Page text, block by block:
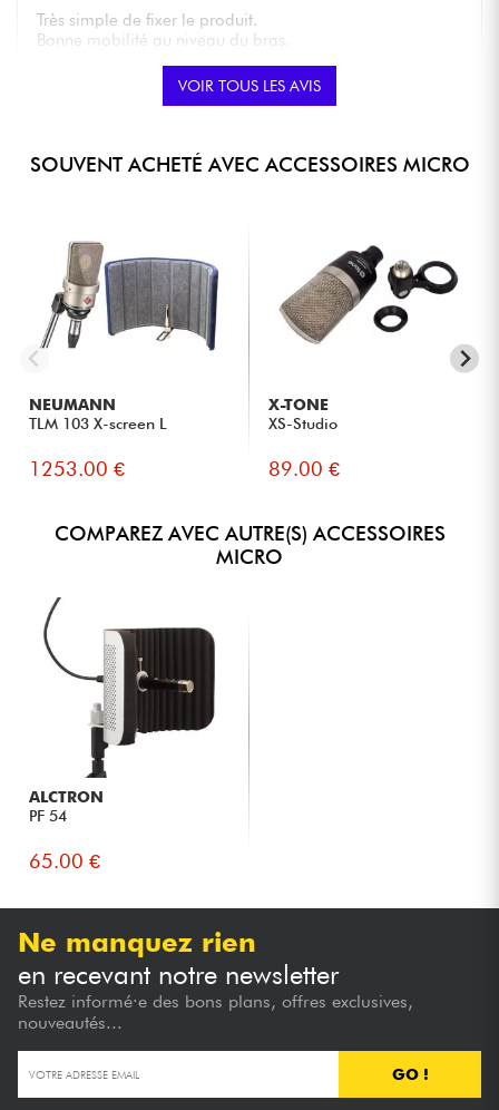
Très simple de fixer le produit.
Bonne mobilité au niveau du bras.
★★★ ★
★★★ ★
RÉMI L.
NOTE GLOBALE ★★★★
★★★★
VOIR TOUS LES AVIS
SOUVENT ACHETÉ AVEC ACCESSOIRES MICRO
NEUMANN
TLM 103 X-screen L
1253.00 €
X-TONE
XS-Studio
89.00 €
COMPAREZ AVEC AUTRE(S) ACCESSOIRES
MICRO
ALCTRON
PF 54
65.00 €
Ne manquez rien
en recevant notre newsletter
Restez informé·e des bons plans, offres exclusives,
nouveautés...
GO !